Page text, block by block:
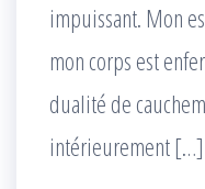
impuissant. Mon
mon corps est
dualité de
intérieurement […]